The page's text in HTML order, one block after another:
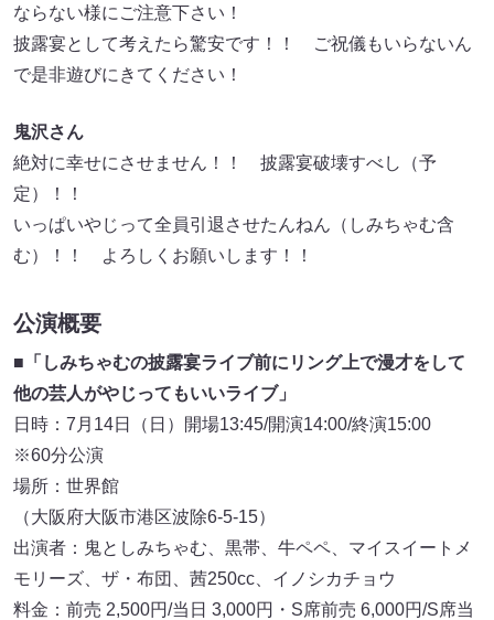
ならない様にご注意下さい！
披露宴として考えたら驚安です！！ ご祝儀もいらないん
で是非遊びにきてください！
鬼沢さん
絶対に幸せにさせません！！ 披露宴破壊すべし（予
定）！！
いっぱいやじって全員引退させたんねん（しみちゃむ含
む）！！ よろしくお願いします！！
公演概要
■「しみちゃむの披露宴ライブ前にリング上で漫才をして
他の芸人がやじってもいいライブ」
日時：7月14日（日）開場13:45/開演14:00/終演15:00
※60分公演
場所：世界館
（大阪府大阪市港区波除6-5-15）
出演者：鬼としみちゃむ、黒帯、牛ペペ、マイスイートメ
モリーズ、ザ・布団、茜250cc、イノシカチョウ
料金：前売 2,500円/当日 3,000円・S席前売 6,000円/S席当